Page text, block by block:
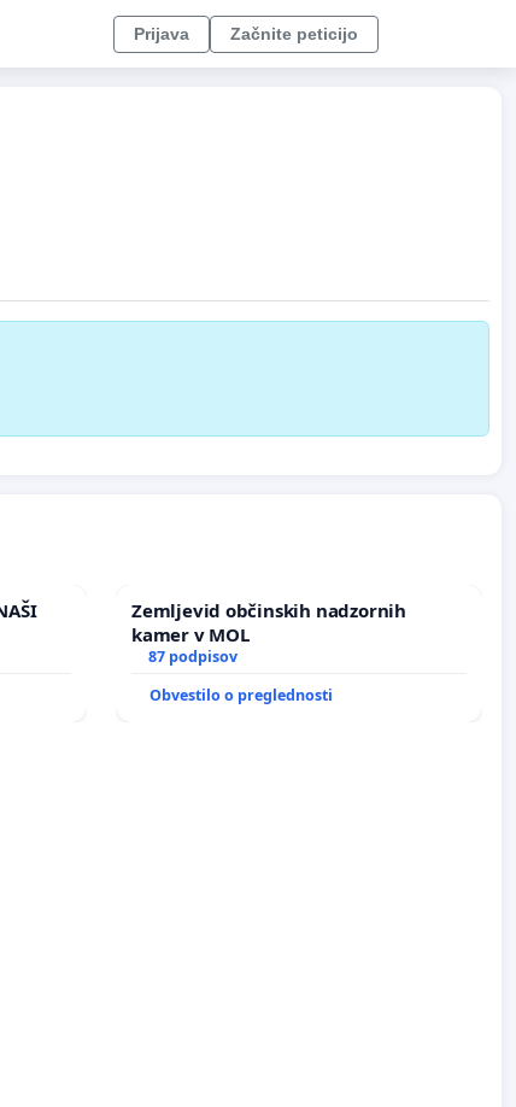
Prijava Začnite peticijo
Zemljevid občinskih nadzornih
kamer v MOL
87 podpisov
Obvestilo o preglednosti